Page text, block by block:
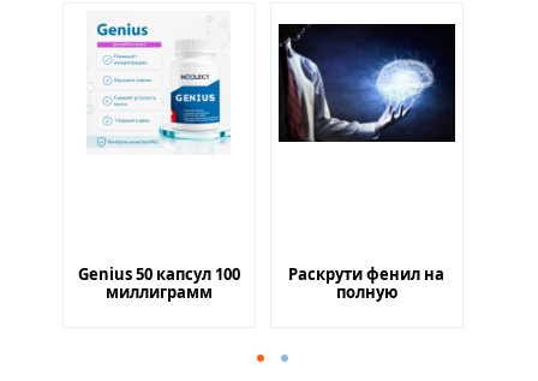
Genius 50 капсул 100
миллиграмм
Раскрути фенил на
полную